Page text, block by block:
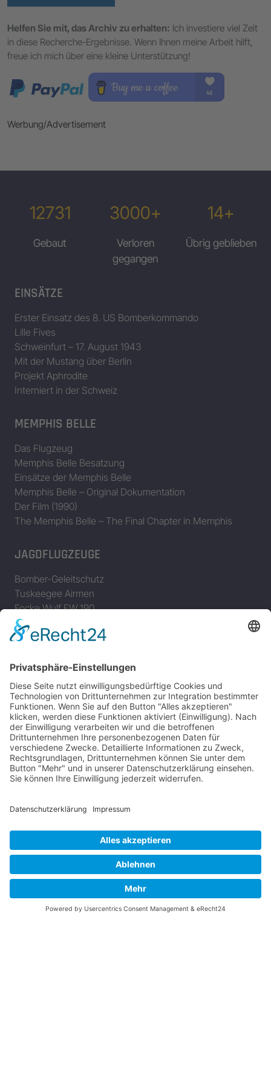
Helfen Sie mit, das Archiv zu erhalten: Ich investiere viel Zeit
in diese Recherche-Ergebnisse. Wenn Ihnen meine Arbeit hilft,
freue ich mich über eine kleine Unterstützung!
Werbung/Advertisement
12731
Gebaut
3000+
Verloren
gegangen
14+
Übrig geblieben
EINSÄTZE
Erster Einsatz des 8. US Bomberkommando
Lille Fives
Schweinfurt – 17. August 1943
Mit der Mustang über Berlin
Projekt Aphrodite
Interniert in der Schweiz
MEMPHIS BELLE
Das Flugzeug
Memphis Belle Besatzung
Einsätze der Memphis Belle
Memphis Belle – Original Dokumentation
Der Film (1990)
The Memphis Belle – The Final Chapter in Memphis
JAGDFLUGZEUGE
Bomber-Geleitschutz
Tuskeegee Airmen
Focke Wulf FW 190
Messerschmitt Bf 109
Messerschmitt Me 163
P-38 Lightning
P-47 Thunderbolt
P-51 Mustang
INFO
Über diese B-17 Webseite
Kontakt
Impressum
B-17 Fan Store
Gefällt Ihnen diese Website über die B-17 Flying
Fortress? Ich könnte Ihnen helfen, die Informationen